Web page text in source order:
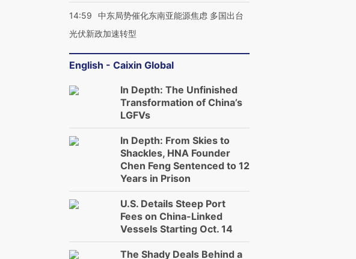
14:59
中东局势催化东南亚能源焦虑 多国出台
光伏新政加速转型
English - Caixin Global
In Depth: The Unfinished
Transformation of China’s
LGFVs
In Depth: From Skies to
Shackles, HNA Founder
Chen Feng Sentenced to 12
Years in Prison
U.S. Details Steep Port
Fees on China-Linked
Vessels Starting Oct. 14
The Shady Deals Behind a